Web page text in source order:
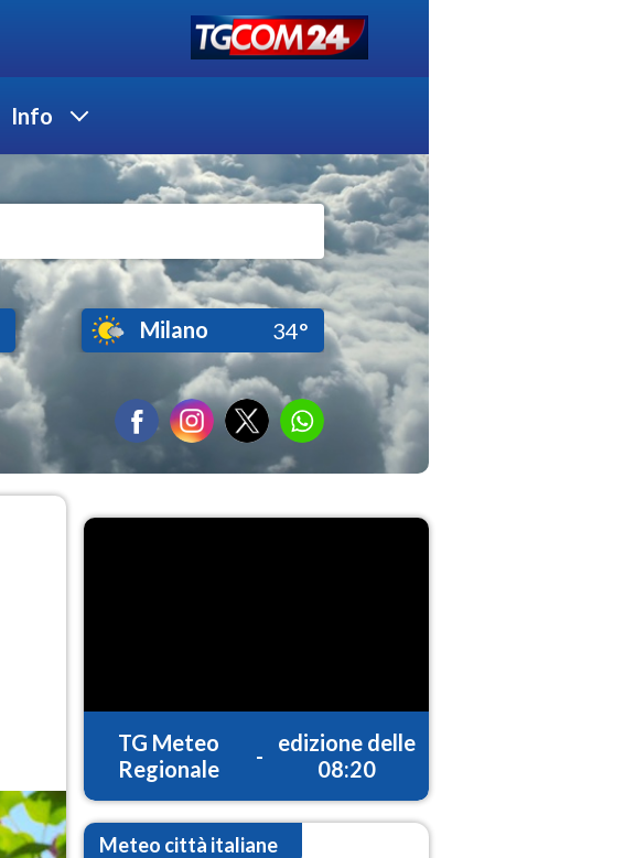
Info
Milano 34°
TG Meteo
Regionale
-
edizione delle
08:20
Meteo città italiane